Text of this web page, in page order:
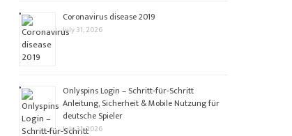
Coronavirus disease 2019
July 31, 2026
Onlyspins Login – Schritt‑für‑Schritt
Anleitung, Sicherheit & Mobile Nutzung für
deutsche Spieler
July 31, 2026